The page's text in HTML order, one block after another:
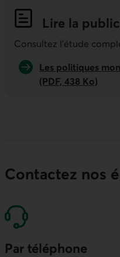
Lire la
Indicateurs
Consultez l'étude
Les politiques
(PDF, 438 Ko)
Contactez nos
Par téléphone